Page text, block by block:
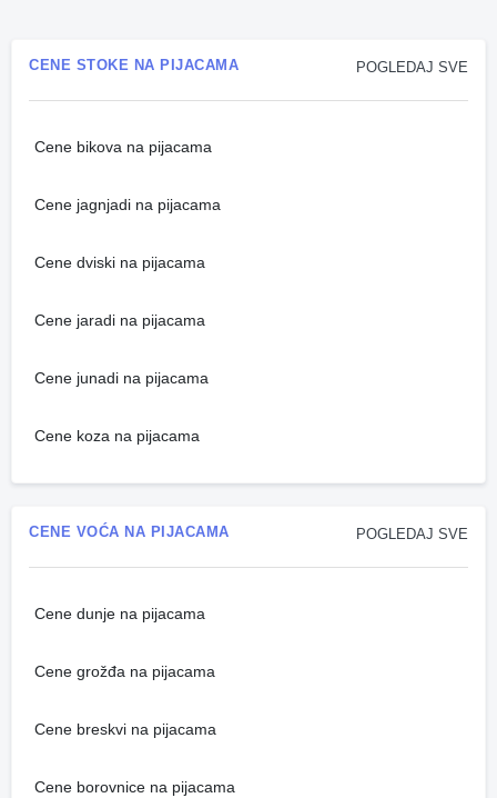
POGLEDAJ SVE
CENE STOKE NA PIJACAMA
Cene bikova na pijacama
Cene jagnjadi na pijacama
Cene dviski na pijacama
Cene jaradi na pijacama
Cene junadi na pijacama
Cene koza na pijacama
POGLEDAJ SVE
CENE VOĆA NA PIJACAMA
Cene dunje na pijacama
Cene grožđa na pijacama
Cene breskvi na pijacama
Cene borovnice na pijacama